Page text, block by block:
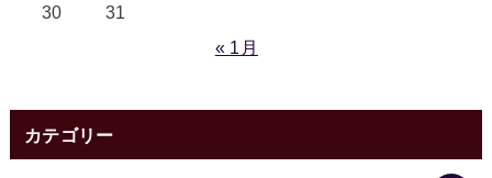
30
31
« 1月
カテゴリー